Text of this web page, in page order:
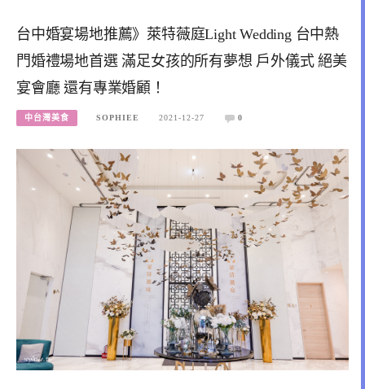
台中婚宴場地推薦》萊特薇庭Light Wedding 台中熱
門婚禮場地首選 滿足女孩的所有夢想 戶外儀式 絕美
宴會廳 還有專業婚顧！
中台灣美食 SOPHIEE 2021-12-27 0